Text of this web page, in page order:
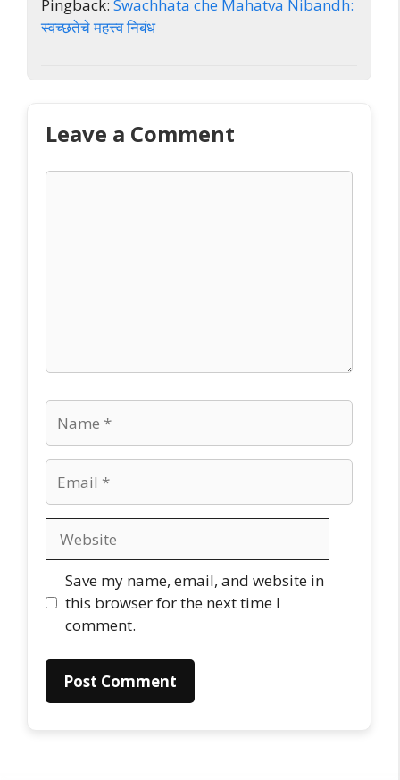
Pingback: Swachhata che Mahatva Nibandh:
स्वच्छतेचे महत्त्व निबंध
Leave a Comment
Save my name, email, and website in
this browser for the next time I
comment.